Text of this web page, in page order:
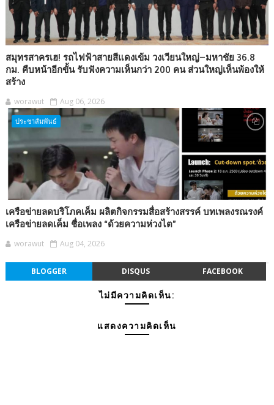
สมุทรสาครเฮ! รถไฟฟ้าสายสีแดงเข้ม วงเวียนใหญ่–มหาชัย 36.8
กม. คืบหน้าอีกขั้น รับฟังความเห็นกว่า 200 คน ส่วนใหญ่เห็นพ้องให้
สร้าง
worawut Aug 06, 2026
ประชาสัมพันธ์
เครือข่ายลดบริโภคเค็ม ผลิตกิจกรรมสื่อสร้างสรรค์ บทเพลงรณรงค์
เครือข่ายลดเค็ม ชื่อเพลง “ด้วยความห่วงไต”
worawut Aug 04, 2026
BLOGGER DISQUS FACEBOOK
ไม่มีความคิดเห็น:
แสดงความคิดเห็น